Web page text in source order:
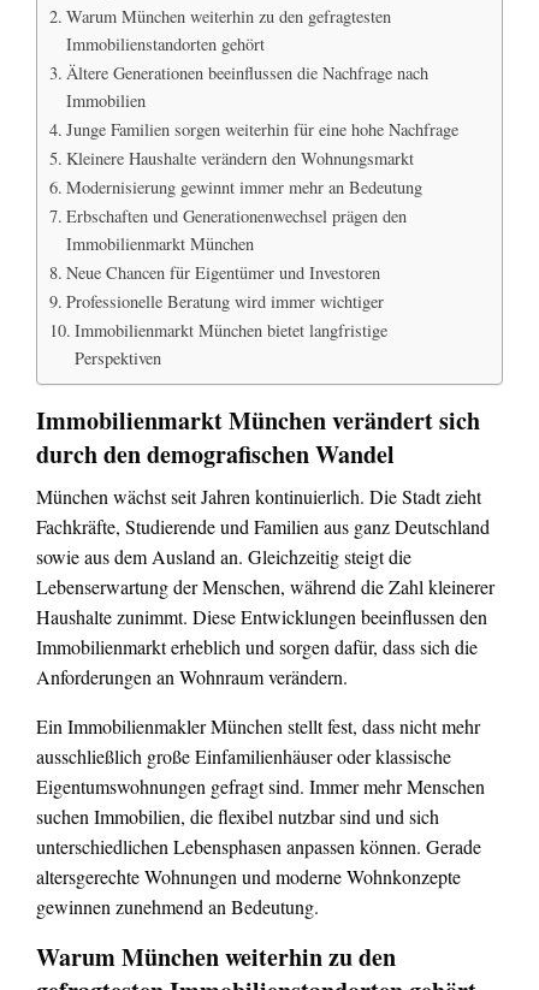
Warum München weiterhin zu den gefragtesten
Immobilienstandorten gehört
Ältere Generationen beeinflussen die Nachfrage nach
Immobilien
Junge Familien sorgen weiterhin für eine hohe Nachfrage
Kleinere Haushalte verändern den Wohnungsmarkt
Modernisierung gewinnt immer mehr an Bedeutung
Erbschaften und Generationenwechsel prägen den
Immobilienmarkt München
Neue Chancen für Eigentümer und Investoren
Professionelle Beratung wird immer wichtiger
Immobilienmarkt München bietet langfristige
Perspektiven
Immobilienmarkt München verändert sich
durch den demografischen Wandel
München wächst seit Jahren kontinuierlich. Die Stadt zieht
Fachkräfte, Studierende und Familien aus ganz Deutschland
sowie aus dem Ausland an. Gleichzeitig steigt die
Lebenserwartung der Menschen, während die Zahl kleinerer
Haushalte zunimmt. Diese Entwicklungen beeinflussen den
Immobilienmarkt erheblich und sorgen dafür, dass sich die
Anforderungen an Wohnraum verändern.
Ein Immobilienmakler München stellt fest, dass nicht mehr
ausschließlich große Einfamilienhäuser oder klassische
Eigentumswohnungen gefragt sind. Immer mehr Menschen
suchen Immobilien, die flexibel nutzbar sind und sich
unterschiedlichen Lebensphasen anpassen können. Gerade
altersgerechte Wohnungen und moderne Wohnkonzepte
gewinnen zunehmend an Bedeutung.
Warum München weiterhin zu den